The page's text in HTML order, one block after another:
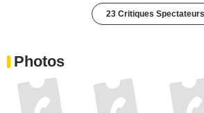
23 Critiques Spectateurs
Photos